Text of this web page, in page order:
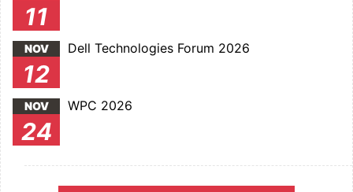
11
NOV
12
Dell Technologies Forum 2026
NOV
24
WPC 2026